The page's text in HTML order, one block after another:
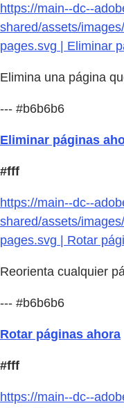
https://main--dc--
shared/assets/
pages.svg | Eliminar
Elimina una página
--- #b6b6b6
Eliminar páginas
#fff
https://main--dc--
shared/assets/
pages.svg | Rotar
Reorienta cualquier
--- #b6b6b6
Rotar páginas ahora
#fff
https://main--dc--